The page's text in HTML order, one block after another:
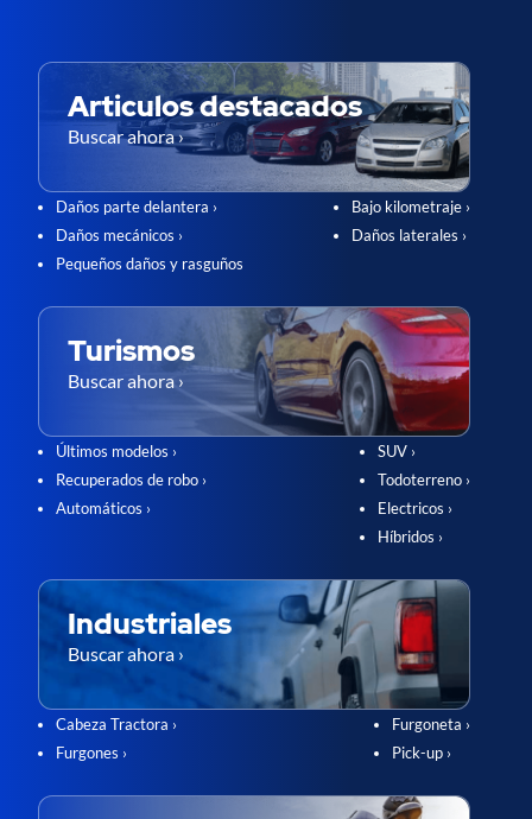
Articulos destacados
Buscar ahora ›
Daños parte delantera ›
Daños mecánicos ›
Pequeños daños y rasguños
Bajo kilometraje ›
Daños laterales ›
Turismos
Buscar ahora ›
Últimos modelos ›
Recuperados de robo ›
Automáticos ›
SUV ›
Todoterreno ›
Electricos ›
Híbridos ›
Industriales
Buscar ahora ›
Cabeza Tractora ›
Furgones ›
Furgoneta ›
Pick-up ›